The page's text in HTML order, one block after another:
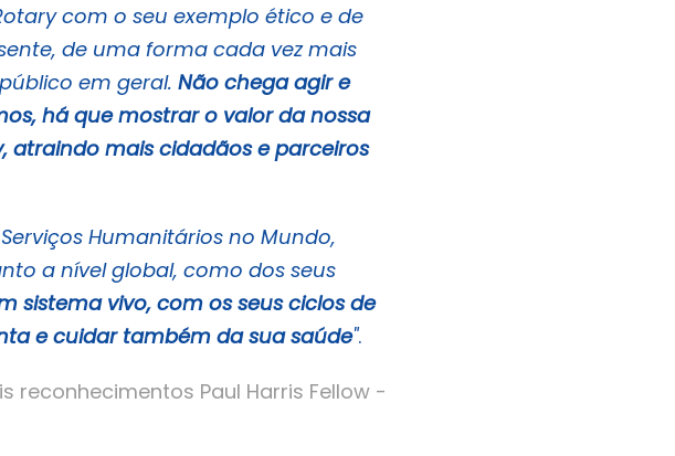
com o seu exemplo ético e de
de uma forma cada vez mais
em geral. Não chega agir e
há que mostrar o valor da nossa
atraindo mais cidadãos e parceiros
Humanitários no Mundo,
a nível global, como dos seus
sistema vivo, com os seus ciclos de
e cuidar também da sua saúde".
Paul Harris Fellow -